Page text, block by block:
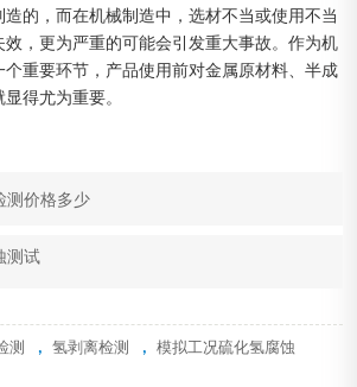
的，而在机械制造中，选材不当或使用不当
效，更为严重的可能会引发重大事故。作为机
重要环节，产品使用前对金属原材料、半成
得尤为重要。
测价格多少
测试
测 , 氢剥离检测 , 模拟工况硫化氢腐蚀